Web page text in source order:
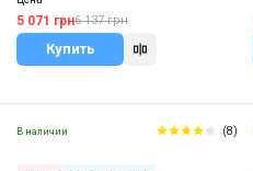
5 071 грн6 137 грн
Купить
В наличии (8)